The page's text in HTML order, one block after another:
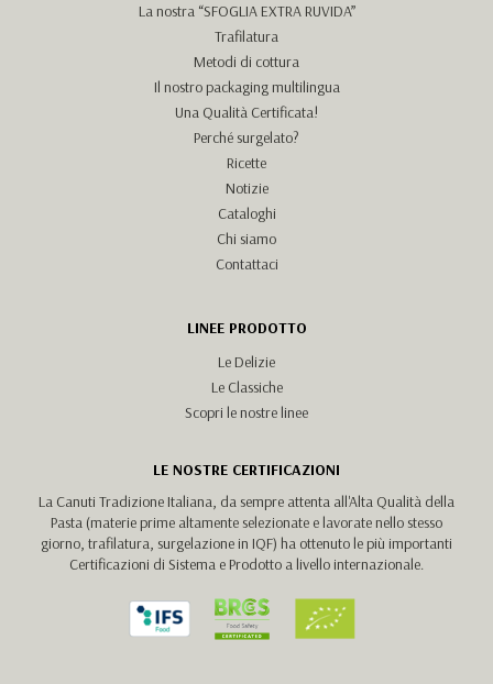
La nostra “SFOGLIA EXTRA RUVIDA”
Trafilatura
Metodi di cottura
Il nostro packaging multilingua
Una Qualità Certificata!
Perché surgelato?
Ricette
Notizie
Cataloghi
Chi siamo
Contattaci
LINEE PRODOTTO
Le Delizie
Le Classiche
Scopri le nostre linee
LE NOSTRE CERTIFICAZIONI
La Canuti Tradizione Italiana, da sempre attenta all'Alta Qualità della
Pasta (materie prime altamente selezionate e lavorate nello stesso
giorno, trafilatura, surgelazione in IQF) ha ottenuto le più importanti
Certificazioni di Sistema e Prodotto a livello internazionale.